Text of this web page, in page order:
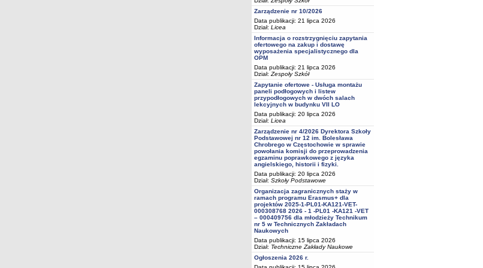
Zarządzenie nr 10/2026
Data publikacji: 21 lipca 2026
Dział: Licea
Informacja o rozstrzygnięciu zapytania
ofertowego na zakup i dostawę
wyposażenia specjalistycznego dla
OPM
Data publikacji: 21 lipca 2026
Dział: Zespoły Szkół
Zapytanie ofertowe - Usługa montażu
paneli podłogowych i listew
przypodłogowych w dwóch salach
lekcyjnych w budynku VII LO
Data publikacji: 20 lipca 2026
Dział: Licea
Zarządzenie nr 4/2026 Dyrektora Szkoły
Podstawowej nr 12 im. Bolesława
Chrobrego w Częstochowie w sprawie
powołania komisji do przeprowadzenia
egzaminu poprawkowego z języka
angielskiego, historii i fizyki.
Data publikacji: 20 lipca 2026
Dział: Szkoły Podstawowe
Organizacja zagranicznych staży w
ramach programu Erasmus+ dla
projektów 2025-1-PL01-KA121-VET-
000308768 2026 - 1 -PL01 -KA121 -VET
– 000409756 dla młodzieży Technikum
nr 5 w Technicznych Zakładach
Naukowych
Data publikacji: 15 lipca 2026
Dział: Techniczne Zakłady Naukowe
Ogłoszenia 2026 r.